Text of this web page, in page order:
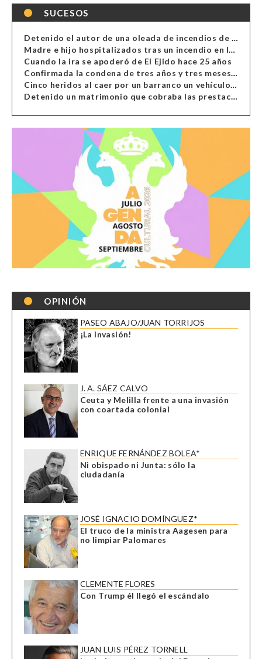
SUCESOS
Detenido el autor de una oleada de incendios de contenedores en Almería
Madre e hijo hospitalizados tras un incendio en la cocina de una vivienda en Almería
Cuando la ira se apoderó de El Ejido hace 25 años
Confirmada la condena de tres años y tres meses al hombre de Antas acusado de xenofobia
Cinco heridos al caer por un barranco un vehículo en Alcolea
Detenido un matrimonio que cobraba las prestaciones de ilegales en Almería, Granada, Málaga, Huelva y Murcia
OPINIÓN
PASEO ABAJO/JUAN TORRIJOS
¡La invasión!
J. A. SÁEZ CALVO
Ceuta y Melilla frente a una invasión
con coartada colonial
ENRIQUE FERNÁNDEZ BOLEA*
Ni obispado ni Junta: sólo la
ciudadanía
JOSÉ IGNACIO DOMÍNGUEZ*
El truco de la ministra Aagesen para
no limpiar Palomares
CLEMENTE FLORES
Con Trump él llegó el escándalo
JUAN LUIS PÉREZ TORNELL